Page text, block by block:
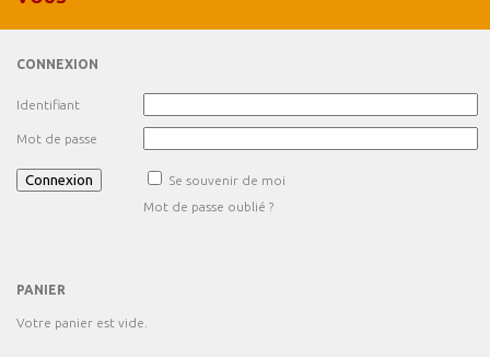
CONNEXION
Identifiant
Mot de passe
Se souvenir de moi
Mot de passe oublié ?
PANIER
Votre panier est vide.